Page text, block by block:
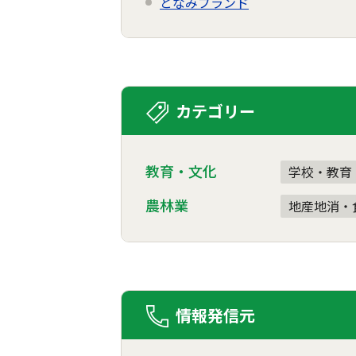
カテゴリー
教育・文化 学校・教育
農林業 地産地消・
情報発信元